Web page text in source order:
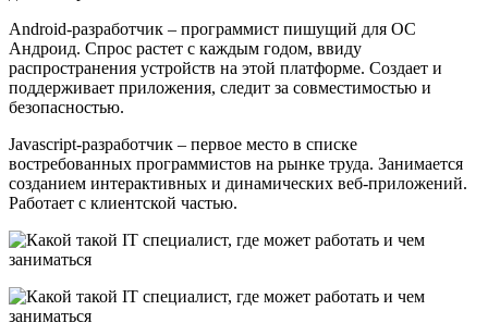
Android-разработчик – программист пишущий для ОС
Андроид. Спрос растет с каждым годом, ввиду
распространения устройств на этой платформе. Создает и
поддерживает приложения, следит за совместимостью и
безопасностью.
Javascript-разработчик – первое место в списке
востребованных программистов на рынке труда. Занимается
созданием интерактивных и динамических веб-приложений.
Работает с клиентской частью.